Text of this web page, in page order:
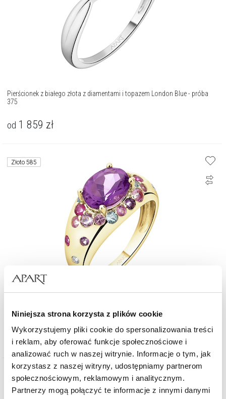
Niniejsza strona korzysta z plików cookie
Wykorzystujemy pliki cookie do spersonalizowania treści
i reklam, aby oferować funkcje społecznościowe i
analizować ruch w naszej witrynie. Informacje o tym, jak
korzystasz z naszej witryny, udostępniamy partnerom
społecznościowym, reklamowym i analitycznym.
Partnerzy mogą połączyć te informacje z innymi danymi
Pierścionek z białego złota z diamentami i topazem London Blue - próba
375
od 1 859 zł
Złoto 585
ozdobnymi - próba 585
6 090 zł
Promocja
Złoto 585